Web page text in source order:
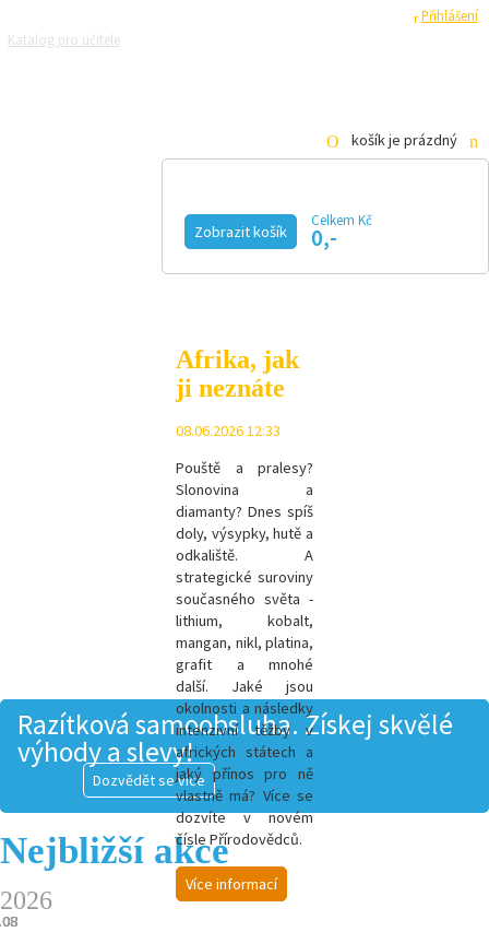
Přihlášení
Katalog pro učitele
košík je prázdný
Zobrazit košík
Celkem Kč
0,-
Afrika, jak
ji neznáte
08.06.2026 12:33
Pouště a pralesy?
Slonovina a
diamanty? Dnes spíš
doly, výsypky, hutě a
odkaliště. A
strategické suroviny
současného světa -
lithium, kobalt,
mangan, nikl, platina,
grafit a mnohé
další. Jaké jsou
okolnosti a následky
intenzivní těžby v
afrických státech a
jaký přínos pro ně
vlastně má? Více se
dozvíte v novém
čísle Přírodovědců.
Více informací
Razítková samoobsluha. Získej skvělé
výhody a slevy!
Dozvědět se více
Nejbližší akce
2026